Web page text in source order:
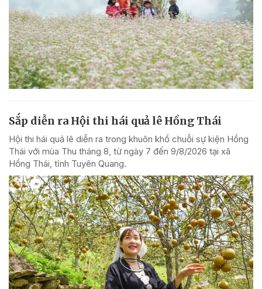
Sắp diễn ra Hội thi hái quả lê Hồng Thái
Hội thi hái quả lê diễn ra trong khuôn khổ chuỗi sự kiện Hồng
Thái với mùa Thu tháng 8, từ ngày 7 đến 9/8/2026 tại xã
Hồng Thái, tỉnh Tuyên Quang.